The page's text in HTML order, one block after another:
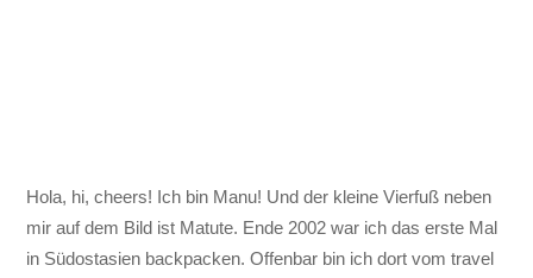
Hola, hi, cheers! Ich bin Manu! Und der kleine Vierfuß neben
mir auf dem Bild ist Matute. Ende 2002 war ich das erste Mal
in Südostasien backpacken. Offenbar bin ich dort vom travel